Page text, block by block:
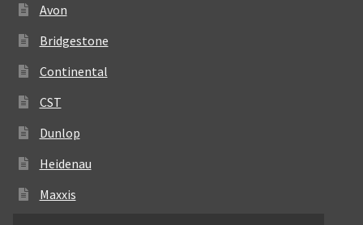
Avon
Bridgestone
Continental
CST
Dunlop
Heidenau
Maxxis